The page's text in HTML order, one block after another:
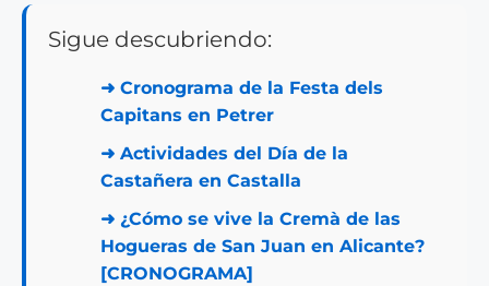
Sigue descubriendo:
➜ Cronograma de la Festa dels
Capitans en Petrer
➜ Actividades del Día de la
Castañera en Castalla
➜ ¿Cómo se vive la Cremà de las
Hogueras de San Juan en Alicante?
[CRONOGRAMA]